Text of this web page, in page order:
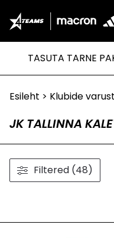
TASUTA TARNE
Esileht > Klubide
JK TALLINNA
Filtered (48)